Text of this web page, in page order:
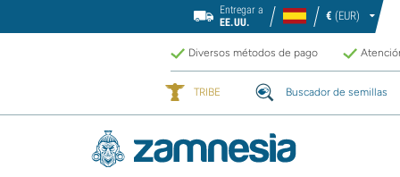
Entregar a
EE.UU.
€ (EUR)
Diversos métodos de pago
TRIBE Buscador de semillas